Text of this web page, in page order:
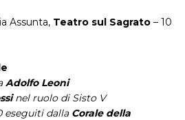
Assunta, Teatro sul Sagrato – 10
Adolfo Leoni
nel ruolo di Sisto V
eseguiti dalla Corale della